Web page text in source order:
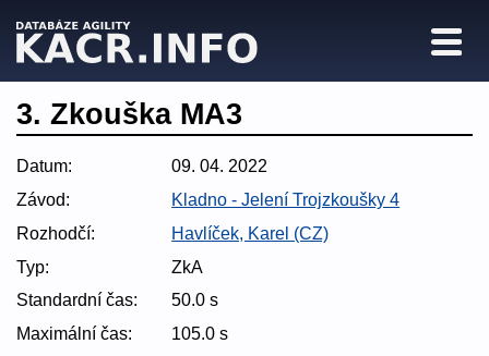
3. Zkouška MA3
Datum:
09. 04. 2022
Závod:
Kladno - Jelení Trojzkoušky 4
Rozhodčí:
Havlíček, Karel (CZ)
Typ:
ZkA
Standardní čas:
50.0 s
Maximální čas:
105.0 s